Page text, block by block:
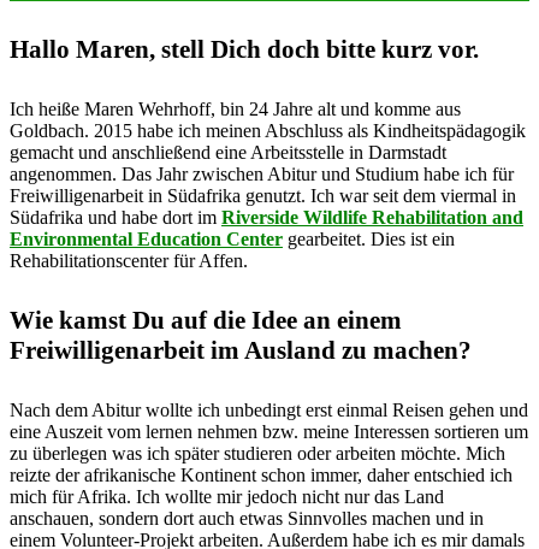
Hallo Maren, stell Dich doch bitte kurz vor.
Ich heiße Maren Wehrhoff, bin 24 Jahre alt und komme aus
Goldbach. 2015 habe ich meinen Abschluss als Kindheitspädagogik
gemacht und anschließend eine Arbeitsstelle in Darmstadt
angenommen. Das Jahr zwischen Abitur und Studium habe ich für
Freiwilligenarbeit in Südafrika genutzt. Ich war seit dem viermal in
Südafrika und habe dort im Riverside Wildlife Rehabilitation and
Environmental Education Center gearbeitet. Dies ist ein
Rehabilitationscenter für Affen.
Wie kamst Du auf die Idee an einem
Freiwilligenarbeit im Ausland zu machen?
Nach dem Abitur wollte ich unbedingt erst einmal Reisen gehen und
eine Auszeit vom lernen nehmen bzw. meine Interessen sortieren um
zu überlegen was ich später studieren oder arbeiten möchte. Mich
reizte der afrikanische Kontinent schon immer, daher entschied ich
mich für Afrika. Ich wollte mir jedoch nicht nur das Land
anschauen, sondern dort auch etwas Sinnvolles machen und in
einem Volunteer-Projekt arbeiten. Außerdem habe ich es mir damals